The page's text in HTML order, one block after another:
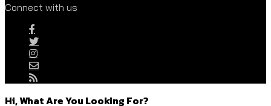
Connect with us
Hi, What Are You Looking For?